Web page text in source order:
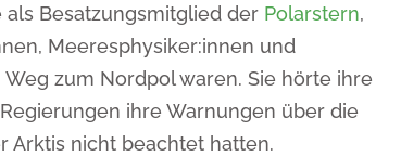
als Besatzungsmitglied der Polarstern,
Meeresphysiker:innen und
zum Nordpol waren. Sie hörte ihre
ihre Warnungen über die
Arktis nicht beachtet hatten.